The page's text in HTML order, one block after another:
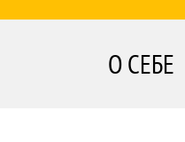
О СЕБЕ